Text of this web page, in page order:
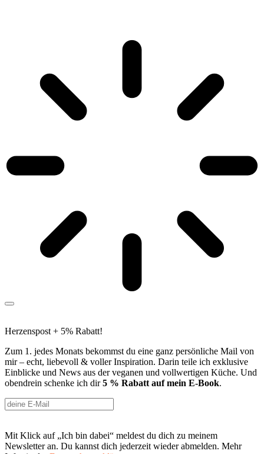
Herzenspost + 5% Rabatt!
Zum 1. jedes Monats bekommst du eine ganz persönliche Mail von
mir – echt, liebevoll & voller Inspiration. Darin teile ich exklusive
Einblicke und News aus der veganen und vollwertigen Küche. Und
obendrein schenke ich dir5 % Rabatt auf mein E-Book.
Mit Klick auf „Ich bin dabei“ meldest du dich zu meinem
Newsletter an. Du kannst dich jederzeit wieder abmelden. Mehr